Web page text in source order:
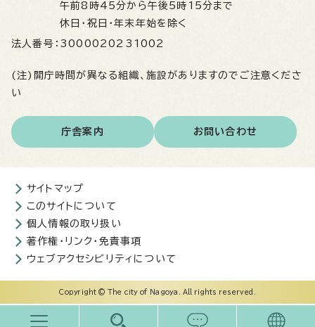
午前8時45分から午後5時15分まで
休日・祝日・年末年始を除く
法人番号： 3000020231002
(注)開庁時間が異なる組織、施設がありますのでご注意くださ
い
庁舎案内 お問い合わせ
サイトマップ
このサイトについて
個人情報の取り扱い
著作権・リンク・免責事項
ウェブアクセシビリティについて
Copyright © The city of Nagoya. All rights reserved.